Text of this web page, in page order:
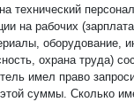
технический
на рабочих
оборудование,
охрана труда)
имел право
этой суммы. Сколько